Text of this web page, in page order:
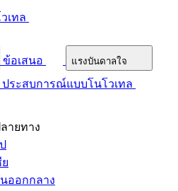
เทล
ข้อเสนอ แรงบันดาลใจ
ประสบการณ์แบบโนโวเทล
ายทาง
ย
ออกกลาง